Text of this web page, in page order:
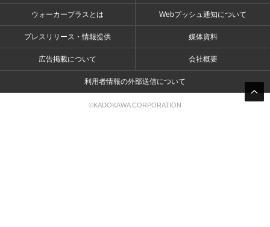
ウォーカープラスとは Webプッシュ通知について
プレスリリース・情報提供 媒体資料
広告掲載について 会社概要
利用者情報の外部送信について
©KADOKAWA CORPORATION